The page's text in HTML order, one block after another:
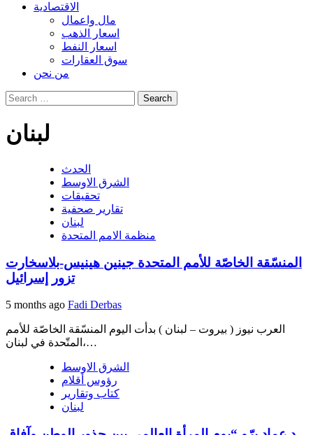
الاقتصادية
مال واعمال
اسعار الذهب
اسعار النفط
سوق العقارات
من نحن
Search
for:
لبنان
الحدث
الشرق الاوسط
تحقيقات
تقارير صحفية
لبنان
منظمة الامم المتحدة
المنسّقة الخاصّة للأمم المتحدة جينين هينيس-بلاسخارت
تزور إسرائيل
5 months ago Fadi Derbas
العرب نيوز ( بيروت – لبنان ) بدأت اليوم المنسّقة الخاصّة للأمم
المتّحدة في لبنان،…
الشرق الاوسط
رؤوس أقلام
كتاب وتقارير
لبنان